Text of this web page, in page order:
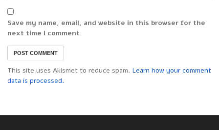
Save my name, email, and website in this browser for the
next time I comment.
This site uses Akismet to reduce spam. Learn how your comment
data is processed.